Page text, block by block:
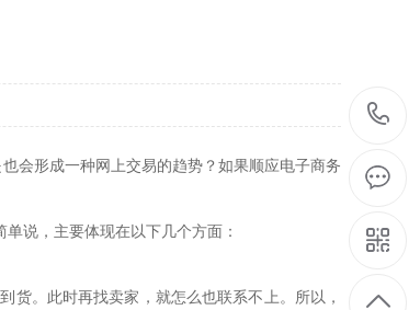
会形成一种网上交易的趋势？如果顺应电子商务
说，主要体现在以下几个方面：
。此时再找卖家，就怎么也联系不上。所以，